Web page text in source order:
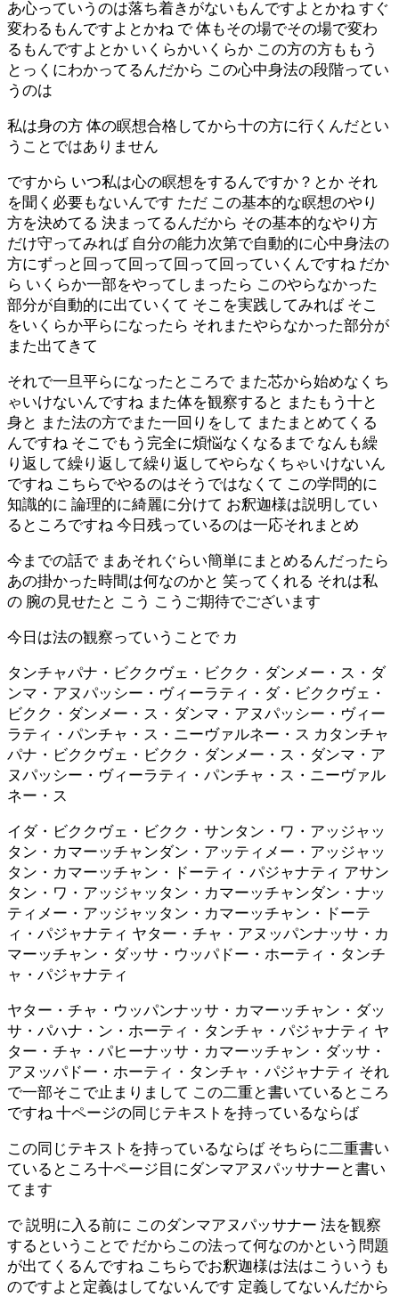
あ心っていうのは落ち着きがないもんですよとかね すぐ
変わるもんですよとかね で 体もその場でその場で変わ
るもんですよとか いくらかいくらか この方の方ももう
とっくにわかってるんだから この心中身法の段階ってい
うのは
私は身の方 体の瞑想合格してから十の方に行くんだとい
うことではありません
ですから いつ私は心の瞑想をするんですか？とか それ
を聞く必要もないんです ただ この基本的な瞑想のやり
方を決めてる 決まってるんだから その基本的なやり方
だけ守ってみれば 自分の能力次第で自動的に心中身法の
方にずっと回って回って回って回っていくんですね だか
ら いくらか一部をやってしまったら このやらなかった
部分が自動的に出ていくて そこを実践してみれば そこ
をいくらか平らになったら それまたやらなかった部分が
また出てきて
それで一旦平らになったところで また芯から始めなくち
ゃいけないんですね また体を観察すると またもう十と
身と また法の方でまた一回りをして またまとめてくる
んですね そこでもう完全に煩悩なくなるまで なんも繰
り返して繰り返して繰り返してやらなくちゃいけないん
ですね こちらでやるのはそうではなくて この学問的に
知識的に 論理的に綺麗に分けて お釈迦様は説明してい
るところですね 今日残っているのは一応それまとめ
今までの話で まあそれぐらい簡単にまとめるんだったら
あの掛かった時間は何なのかと 笑ってくれる それは私
の 腕の見せたと こう こうご期待でございます
今日は法の観察っていうことで カ
タンチャパナ・ビククヴェ・ビクク・ダンメー・ス・ダ
ンマ・アヌパッシー・ヴィーラティ・ダ・ビククヴェ・
ビクク・ダンメー・ス・ダンマ・アヌパッシー・ヴィー
ラティ・パンチャ・ス・ニーヴァルネー・ス カタンチャ
パナ・ビククヴェ・ビクク・ダンメー・ス・ダンマ・ア
ヌパッシー・ヴィーラティ・パンチャ・ス・ニーヴァル
ネー・ス
イダ・ビククヴェ・ビクク・サンタン・ワ・アッジャッ
タン・カマーッチャンダン・アッティメー・アッジャッ
タン・カマーッチャン・ドーティ・パジャナティ アサン
タン・ワ・アッジャッタン・カマーッチャンダン・ナッ
ティメー・アッジャッタン・カマーッチャン・ドーテ
ィ・パジャナティ ヤター・チャ・アヌッパンナッサ・カ
マーッチャン・ダッサ・ウッパドー・ホーティ・タンチ
ャ・パジャナティ
ヤター・チャ・ウッパンナッサ・カマーッチャン・ダッ
サ・パハナ・ン・ホーティ・タンチャ・パジャナティ ヤ
ター・チャ・パヒーナッサ・カマーッチャン・ダッサ・
アヌッパドー・ホーティ・タンチャ・パジャナティ それ
で一部そこで止まりまして この二重と書いているところ
ですね 十ページの同じテキストを持っているならば
この同じテキストを持っているならば そちらに二重書い
ているところ十ページ目にダンマアヌパッサナーと書い
てます
で 説明に入る前に このダンマアヌパッサナー 法を観察
するということで だからこの法って何なのかという問題
が出てくるんですね こちらでお釈迦様は法はこういうも
のですよと定義はしてないんです 定義してないんだから